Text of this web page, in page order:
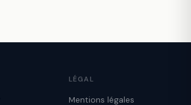
LÉGAL
Mentions légales